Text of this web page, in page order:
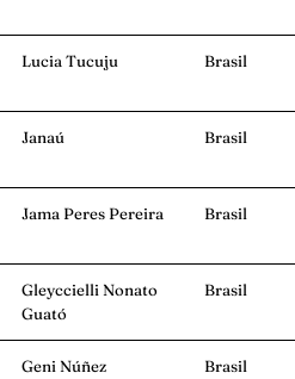
Lucia Tucuju Brasil
Janaú Brasil
Jama Peres Pereira Brasil
Gleyccielli Nonato
Guató
Brasil
Geni Núñez Brasil